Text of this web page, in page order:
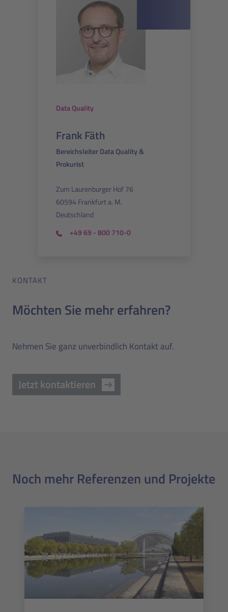
Data Quality
Frank Fäth
Bereichsleiter Data Quality &
Prokurist
Zum Laurenburger Hof 76
60594 Frankfurt a. M.
Deutschland
+49 69 - 800 710-0
KONTAKT
Möchten Sie mehr erfahren?
Nehmen Sie ganz unverbindlich Kontakt auf.
Jetzt kontaktieren
Noch mehr Referenzen und Projekte